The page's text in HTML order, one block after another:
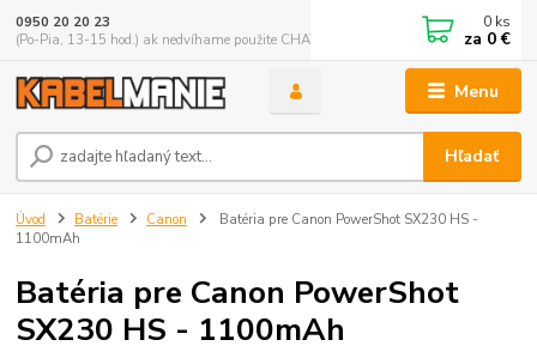
Menu
Hľadať
0950 20 20 23
(Po-Pia, 13-15 hod.) ak nedvíhame použite CHATBOX
0 ks
za 0 €
Úvod Batérie Canon
Batéria pre Canon PowerShot SX230 HS -
1100mAh
Batéria pre Canon PowerShot
SX230 HS - 1100mAh